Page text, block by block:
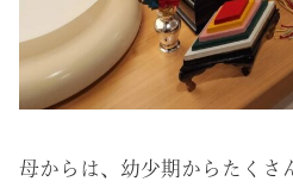
母からは、幼少期からたくさ